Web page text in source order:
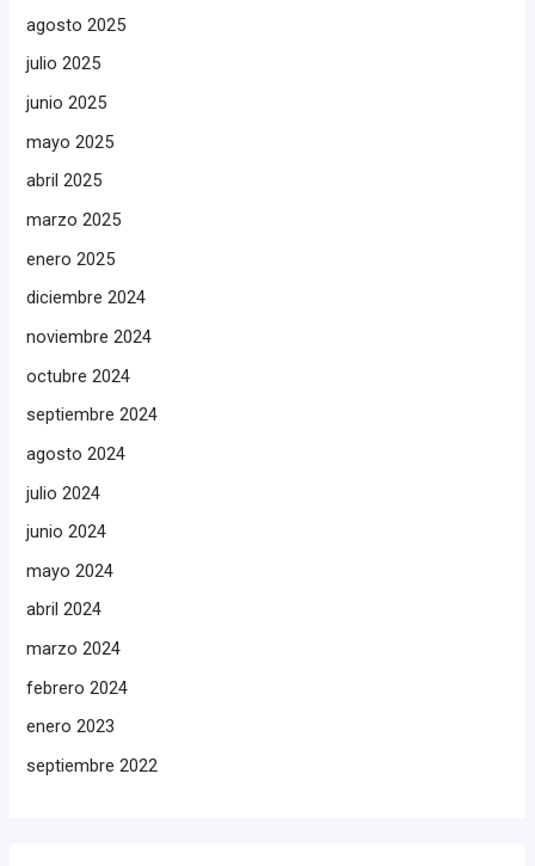
agosto 2025
julio 2025
junio 2025
mayo 2025
abril 2025
marzo 2025
enero 2025
diciembre 2024
noviembre 2024
octubre 2024
septiembre 2024
agosto 2024
julio 2024
junio 2024
mayo 2024
abril 2024
marzo 2024
febrero 2024
enero 2023
septiembre 2022